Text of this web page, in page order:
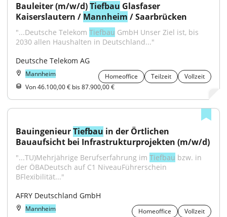
Bauleiter (m/w/d) Tiefbau Glasfaser
Kaiserslautern / Mannheim / Saarbrücken
"...Deutsche Telekom Tiefbau GmbH Unser Ziel ist, bis
2030 allen Haushalten in Deutschland..."
Deutsche Telekom AG
Mannheim Homeoffice Teilzeit
Vollzeit
Von 46.100,00 € bis 87.900,00 €
Bauingenieur Tiefbau in der Örtlichen
Bauaufsicht bei Infrastrukturprojekten (m/w/d)
"...TU)Mehrjährige Berufserfahrung im Tiefbau bzw. in
der ÖBADeutsch auf C1 NiveauFührerschein
BFlexibilität..."
AFRY Deutschland GmbH
Mannheim Homeoffice
Vollzeit